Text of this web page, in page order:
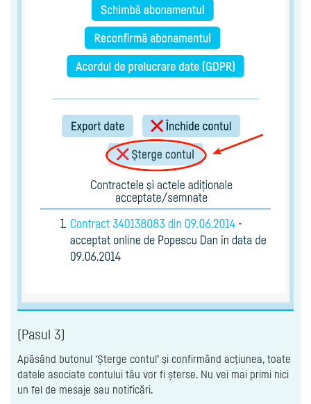
(Pasul 3)
Apăsând butonul ‘Șterge contul’ şi confirmând acţiunea, toate
datele asociate contului tău vor fi șterse. Nu vei mai primi nici
un fel de mesaje sau notificări.